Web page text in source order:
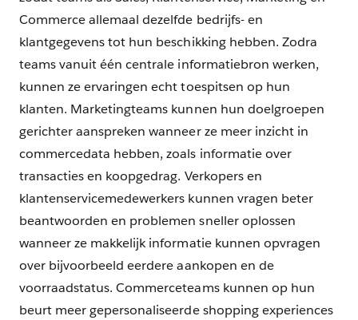
Commerce allemaal dezelfde bedrijfs- en
klantgegevens tot hun beschikking hebben. Zodra
teams vanuit één centrale informatiebron werken,
kunnen ze ervaringen echt toespitsen op hun
klanten. Marketingteams kunnen hun doelgroepen
gerichter aanspreken wanneer ze meer inzicht in
commercedata hebben, zoals informatie over
transacties en koopgedrag. Verkopers en
klantenservicemedewerkers kunnen vragen beter
beantwoorden en problemen sneller oplossen
wanneer ze makkelijk informatie kunnen opvragen
over bijvoorbeeld eerdere aankopen en de
voorraadstatus. Commerceteams kunnen op hun
beurt meer gepersonaliseerde shopping experiences